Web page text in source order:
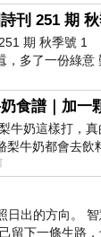
場「完美退
比野百合
動性高，
各方意見
動的高度震
，如何讓
刊 251 期
期 秋季號 1
，多了一份綠意
牛奶這樣打，
梨牛奶都會去飲
康煮藝｜旗艦破
日出的方向。
留下一條生路